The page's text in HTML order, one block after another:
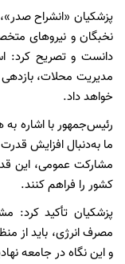
پزشکیان «انشراح
نخبگان و نیروهای
دانست و تصریح کرد:
مدیریت محلات،
خواهد داد.
رئیس‌جمهور با اشاره
ما به‌دنبال افزایش
مشارکت عمومی، این
کشور را فراهم کنند.
پزشکیان تأکید
مصرف انرژی، باید از
و این نگاه در جامعه